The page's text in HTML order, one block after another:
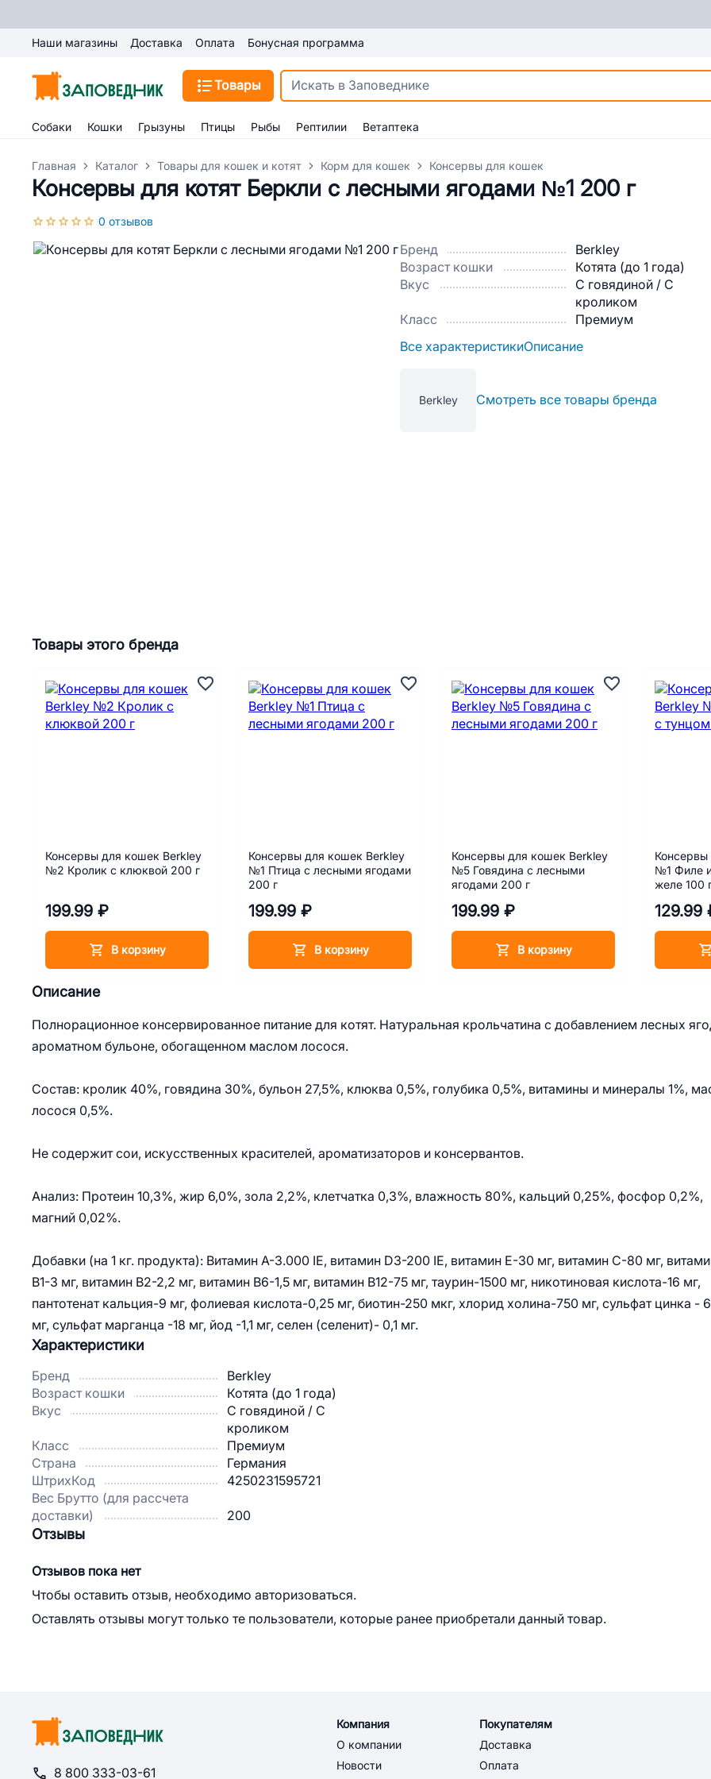
Наши магазины Доставка Оплата Бонусная программа
Товары
Собаки Кошки Грызуны Птицы Рыбы Рептилии Ветаптека
Главная Каталог Товары для кошек и котят Корм для кошек Консервы для кошек
Консервы для котят Беркли с лесными ягодами №1 200 г
0 отзывов
Бренд
Berkley
Возраст кошки
Котята (до 1 года)
Вкус
С говядиной / С
кроликом
Класс
Премиум
Все характеристикиОписание
Berkley Смотреть все товары бренда
Описание
Полнорационное консервированное питание для котят. Натуральная крольчатина с добавлением лесных
ароматном бульоне, обогащенном маслом лосося.
Состав: кролик 40%, говядина 30%, бульон 27,5%, клюква 0,5%, голубика 0,5%, витамины и минералы 1%,
лосося 0,5%.
Не содержит сои, искусственных красителей, ароматизаторов и консервантов.
Анализ: Протеин 10,3%, жир 6,0%, зола 2,2%, клетчатка 0,3%, влажность 80%, кальций 0,25%, фосфор 0,2%,
магний 0,02%.
Добавки (на 1 кг. продукта): Витамин A-3.000 IE, витамин D3-200 IE, витамин E-30 мг, витамин C-80 мг,
B1-3 мг, витамин B2-2,2 мг, витамин B6-1,5 мг, витамин B12-75 мг, таурин-1500 мг, никотиновая кислота-16 мг,
пантотенат кальция-9 мг, фолиевая кислота-0,25 мг, биотин-250 мкг, хлорид холина-750 мг, сульфат цинка -
мг, сульфат марганца -18 мг, йод -1,1 мг, селен (селенит)- 0,1 мг.
Товары этого бренда
Консервы для кошек Berkley
№2 Кролик с клюквой 200 г
199.99 ₽
В корзину
Консервы для кошек Berkley
№1 Птица с лесными ягодами
200 г
199.99 ₽
В корзину
Консервы для кошек Berkley
№5 Говядина с лесными
ягодами 200 г
199.99 ₽
В корзину
№1 Филе
желе 100
129.99
Характеристики
Бренд
Berkley
Возраст кошки
Котята (до 1 года)
Вкус
С говядиной / С
кроликом
Класс
Премиум
Страна
Германия
ШтрихКод
4250231595721
Вес Брутто (для рассчета
доставки)
200
Отзывы
Отзывов пока нет
Чтобы оставить отзыв, необходимо авторизоваться.
Оставлять отзывы могут только те пользователи, которые ранее приобретали данный товар.
8 800 333-03-61
Компания
О компании
Новости
Покупателям
Доставка
Оплата